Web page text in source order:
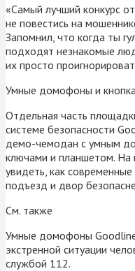
«Самый лучший конкурс
не повестись на
Запомнил, что когда ты
подходят незнакомые
их просто
Умные домофоны и кнопка
Отдельная часть
системе безопасности
демо-чемодан с умным
ключами и планшетом. На
увидеть, как
подъезд и двор
См. также
Умные домофоны
экстренной ситуации
службой 112.